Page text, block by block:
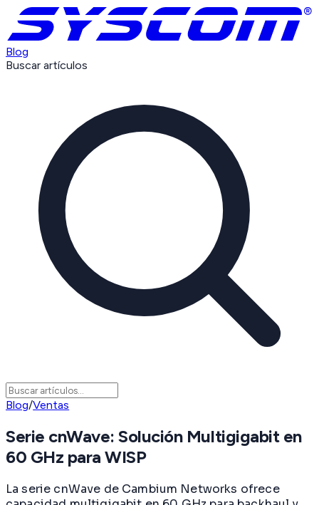
Blog
Buscar artículos
Blog/Ventas
Serie cnWave: Solución Multigigabit en
60 GHz para WISP
La serie cnWave de Cambium Networks ofrece